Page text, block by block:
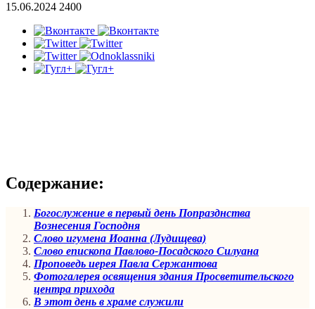
15.06.2024 2400
Содержание:
Богослужение в первый день Попразднства
Вознесения Господня
Слово игумена Иоанна (Лудищева)
Слово епископа Павлово-Посадского Силуана
Проповедь иерея Павла Сержантова
Фотогалерея освящения здания Просветительского
центра прихода
В этот день в храме служили